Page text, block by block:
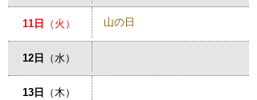
11日 （火） 山の日
12日 （水）
13日 （木）